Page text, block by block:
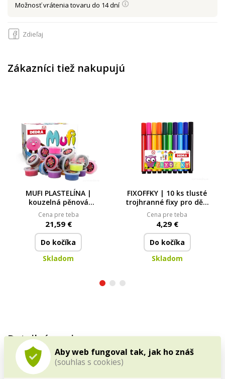
Aby web fungoval tak, jak ho znáš
(souhlas s cookies)
Možnosť vrátenia tovaru do 14 dní
Zdieľaj
Zákazníci tiež nakupujú
MUFI PLASTELÍNA |
kouzelná pěnová
hmota | 24 barev | na
vzduchu trvale ztuhne
Cena pre teba
21,59 €
Do kočíka
Skladom
FIXOFFKY | 10 ks tlusté
trojhranné fixy pro děti
| pohodlný úchop &
syté barvy
Cena pre teba
4,29 €
Do kočíka
Skladom
Detailný popis
Kostkyučí poznávat barvyatvary a
motoriku